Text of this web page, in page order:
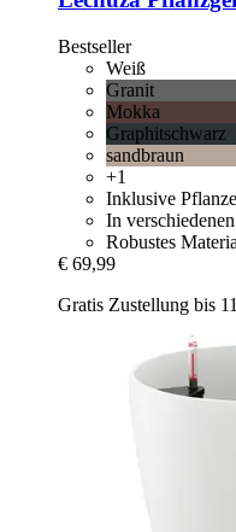
Bestseller
Weiß
Granit
Mokka
Graphitschwarz
sandbraun
+1
Inklusive
In
Robustes
€ 69,99
Gratis Zustellung bis